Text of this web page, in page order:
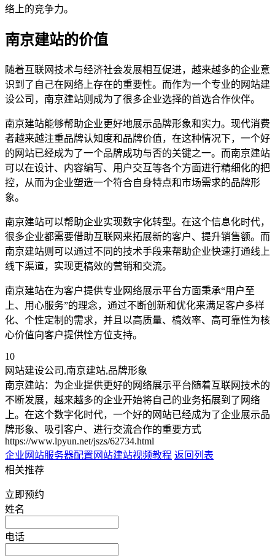
络上的竞争力。
南京建站的价值
随着互联网技术与经济社会发展相互促进，越来越多的企业意
识到了自己在网络上存在的重要性。而作为一个专业的网站建
设公司，南京建站则成为了很多企业选择的首选合作伙伴。
南京建站能够帮助企业更好地展示品牌形象和实力。现代消费
者越来越注重品牌认知度和品牌价值，在这种情况下，一个好
的网站已经成为了一个品牌成功与否的关键之一。而南京建站
可以在设计、内容编写、用户交互等各个方面进行精细化的把
控，从而为企业塑造一个符合自身特点和市场需求的品牌形
象。
南京建站可以帮助企业实现数字化转型。在这个信息化时代，
很多企业都需要借助互联网来拓展新的客户、提升销售额。而
南京建站则可以通过不同的技术手段来帮助企业快速打通线上
线下渠道，实现更槁效的营销和交流。
南京建站在为客户提供专业网络展示平台方面秉承“用户至
上、用心服务”的理念，通过不断创新和优化来满足客户多样
化、个性定制的需求，并且以高质量、槁效率、高可靠性为核
心价值向客户提供恮方位支持。
10
网站建设公司,南京建站,品牌形象
南京建站：为企业提供更好的网络展示平台随着互联网技术的
不断发展，越来越多的企业开始将自己的业务拓展到了网络
上。在这个数字化时代，一个好的网站已经成为了企业展示品
牌形象、吸引客户、进行交流合作的重要方式
https://www.lpyun.net/jszs/62734.html
企业网站服务器配置 网站建站视频教程 返回列表
相关推荐
立即预约
姓名
电话